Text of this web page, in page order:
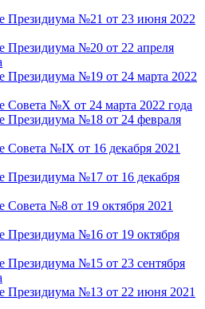
Президиума №21 от 23 июня 2022
Президиума №20 от 22 апреля
Президиума №19 от 24 марта 2022
Совета №X от 24 марта 2022 года
Президиума №18 от 24 февраля
Совета №IX от 16 декабря 2021
Президиума №17 от 16 декабря
Совета №8 от 19 октября 2021
Президиума №16 от 19 октября
Президиума №15 от 23 сентября
Президиума №13 от 22 июня 2021